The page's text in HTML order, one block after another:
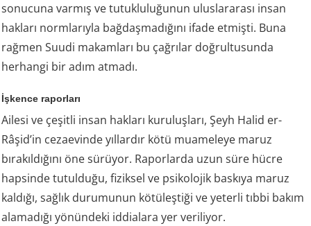
sonucuna varmış ve tutukluluğunun uluslararası insan
hakları normlarıyla bağdaşmadığını ifade etmişti. Buna
rağmen Suudi makamları bu çağrılar doğrultusunda
herhangi bir adım atmadı.
İşkence raporları
Ailesi ve çeşitli insan hakları kuruluşları, Şeyh Halid er-
Râşid’in cezaevinde yıllardır kötü muameleye maruz
bırakıldığını öne sürüyor. Raporlarda uzun süre hücre
hapsinde tutulduğu, fiziksel ve psikolojik baskıya maruz
kaldığı, sağlık durumunun kötüleştiği ve yeterli tıbbi bakım
alamadığı yönündeki iddialara yer veriliyor.